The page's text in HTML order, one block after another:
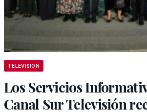
TELEVISION
Los Servicios
Canal Sur Televisión